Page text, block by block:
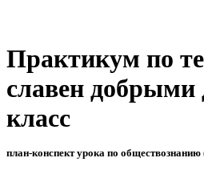
Практикум по
славен
класс
план-конспект урока по обществознанию